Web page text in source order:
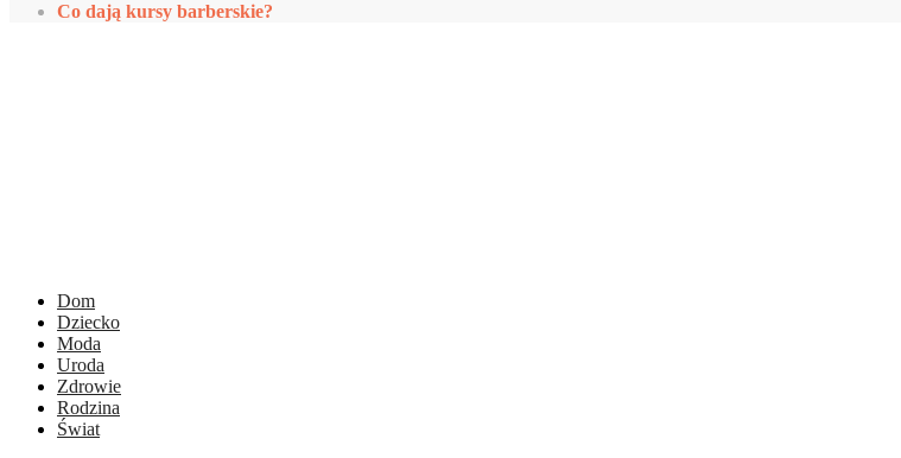
Co dają kursy barberskie?
Dom
Dziecko
Moda
Uroda
Zdrowie
Rodzina
Świat